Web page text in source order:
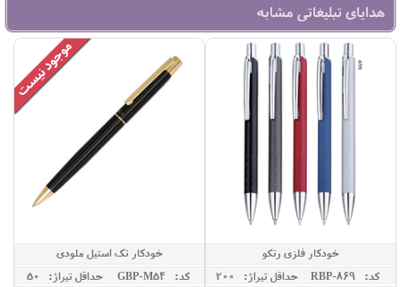
هدایای تبلیغاتی مشابه
خودکار فلزی رتکو
کد: RBP-869
حداقل تيراژ: 200
خودکار تک استیل ملودی
کد: GBP-M54
حداقل تيراژ: 50